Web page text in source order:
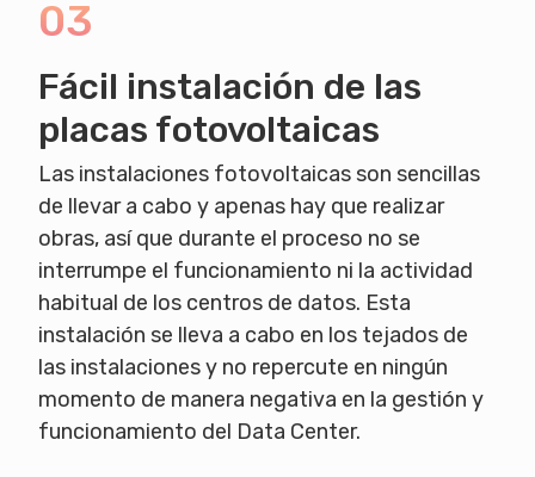
03
Fácil instalación de las
placas fotovoltaicas
Las instalaciones fotovoltaicas son sencillas
de llevar a cabo y apenas hay que realizar
obras, así que durante el proceso no se
interrumpe el funcionamiento ni la actividad
habitual de los centros de datos. Esta
instalación se lleva a cabo en los tejados de
las instalaciones y no repercute en ningún
momento de manera negativa en la gestión y
funcionamiento del Data Center.